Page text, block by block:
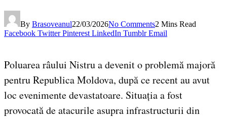
By Brasoveanul22/03/2026No Comments2 Mins Read
Facebook Twitter Pinterest LinkedIn Tumblr Email
Poluarea râului Nistru a devenit o problemă majoră
pentru Republica Moldova, după ce recent au avut
loc evenimente devastatoare. Situația a fost
provocată de atacurile asupra infrastructurii din